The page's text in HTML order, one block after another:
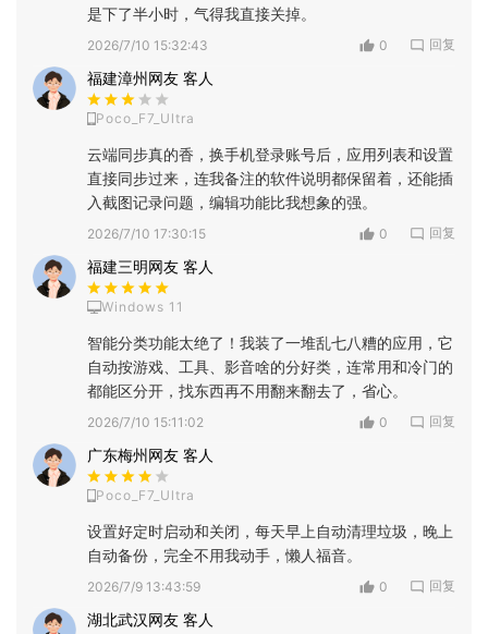
是下了半小时，气得我直接关掉。
2026/7/10 15:32:43 0 回复
福建漳州网友 客人
Poco_F7_Ultra
云端同步真的香，换手机登录账号后，应用列表和设置
直接同步过来，连我备注的软件说明都保留着，还能插
入截图记录问题，编辑功能比我想象的强。
2026/7/10 17:30:15 0 回复
福建三明网友 客人
Windows 11
智能分类功能太绝了！我装了一堆乱七八糟的应用，它
自动按游戏、工具、影音啥的分好类，连常用和冷门的
都能区分开，找东西再不用翻来翻去了，省心。
2026/7/10 15:11:02 0 回复
广东梅州网友 客人
Poco_F7_Ultra
设置好定时启动和关闭，每天早上自动清理垃圾，晚上
自动备份，完全不用我动手，懒人福音。
2026/7/9 13:43:59 0 回复
湖北武汉网友 客人